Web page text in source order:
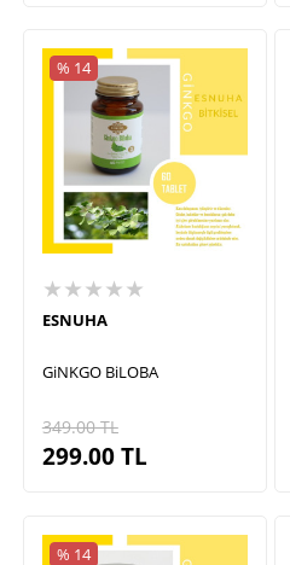
% 14
★★★★★
ESNUHA
GiNKGO BiLOBA
349.00TL
299.00TL
% 14